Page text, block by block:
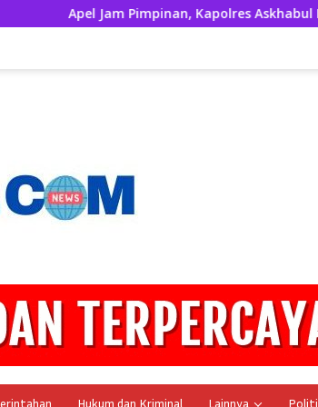
Jam Pimpinan, Kapolres Askhabul Kahfi
Hukum dan Kriminal Lainnya